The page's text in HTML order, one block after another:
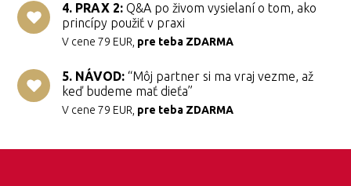
4. PRAX 2: Q&A po živom vysielaní o tom, ako
princípy použiť v praxi
V cene 79 EUR, pre teba ZDARMA
5. NÁVOD: “Môj partner si ma vraj vezme, až
keď budeme mať dieťa”
V cene 79 EUR, pre teba ZDARMA